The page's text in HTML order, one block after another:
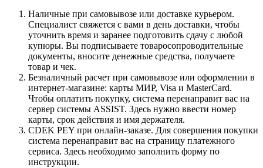
Наличные при самовывозе или доставке курьером.
Специалист свяжется с вами в день доставки, чтобы
уточнить время и заранее подготовить сдачу с любой
купюры. Вы подписываете товаросопроводительные
документы, вносите денежные средства, получаете
товар и чек.
Безналичный расчет при самовывозе или оформлении в
интернет-магазине: карты МИР, Visa и MasterCard.
Чтобы оплатить покупку, система перенаправит вас на
сервер системы ASSIST. Здесь нужно ввести номер
карты, срок действия и имя держателя.
CDEK PEY при онлайн-заказе. Для совершения покупки
система перенаправит вас на страницу платежного
сервиса. Здесь необходимо заполнить форму по
инструкции.